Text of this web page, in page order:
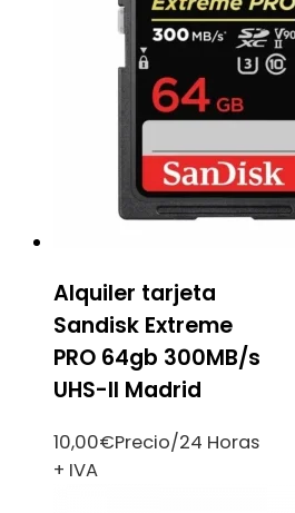
Alquiler tarjeta
Sandisk Extreme
PRO 64gb 300MB/s
UHS-II Madrid
10,00€Precio/24 Horas
+ IVA